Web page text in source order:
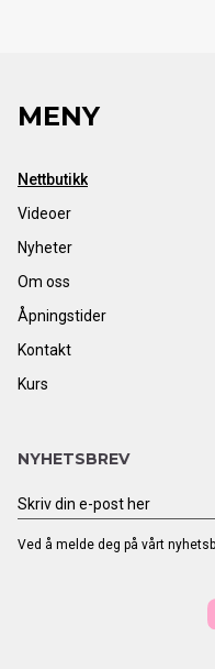
MENY
Nettbutikk
Videoer
Nyheter
Om oss
Åpningstider
Kontakt
Kurs
NYHETSBREV
Ved å melde deg på vårt